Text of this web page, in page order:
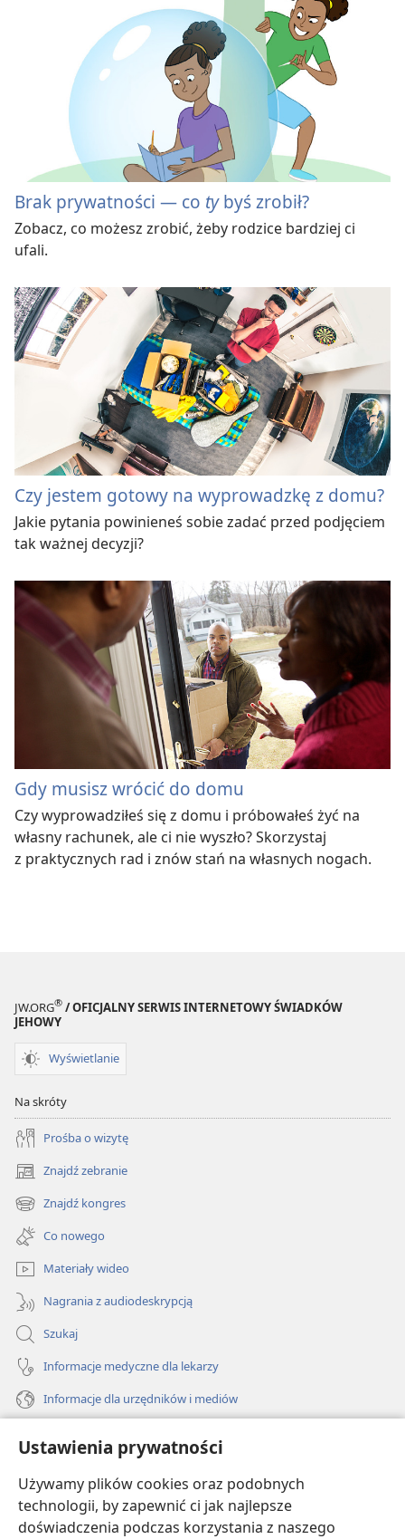
Ustawienia prywatności
Używamy plików cookies oraz podobnych
technologii, by zapewnić ci jak najlepsze
doświadczenia podczas korzystania z naszego
Brak prywatności — co tybyś zrobił?
Zobacz, co możesz zrobić, żeby rodzice bardziej ci
ufali.
Czy jestem gotowy na wyprowadzkę z domu?
Jakie pytania powinieneś sobie zadać przed podjęciem
tak ważnej decyzji?
Gdy musisz wrócić do domu
Czy wyprowadziłeś się z domu i próbowałeś żyć na
własny rachunek, ale ci nie wyszło? Skorzystaj
z praktycznych rad i znów stań na własnych nogach.
JW.ORG® / OFICJALNY SERWIS INTERNETOWY ŚWIADKÓW
JEHOWY
Wyświetlanie
Na skróty
Prośba o wizytę
Znajdź zebranie
(opens
new
window)
Znajdź kongres
(opens
new
window)
Co nowego
Materiały wideo
Nagrania z audiodeskrypcją
Szukaj
Informacje medyczne dla lekarzy
Informacje dla urzędników i mediów
Darowizny
(opens
new
window)BIBLIOTEKA INTERNETOWA Strażnicy
(opens